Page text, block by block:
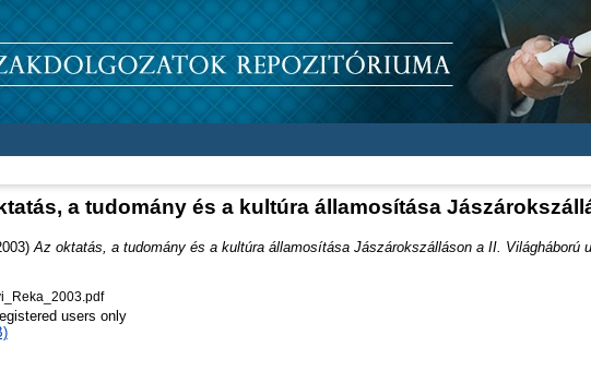
a tudomány és a kultúra államosítása
Az oktatás, a tudomány és a kultúra államosítása Jászárokszálláson a II. Világháború
users only